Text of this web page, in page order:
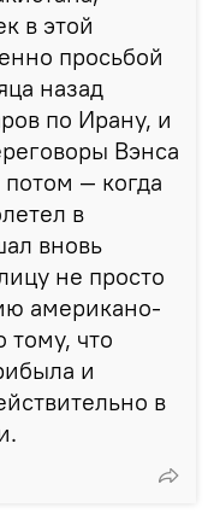
в этой
просьбой
назад
по Ирану, и
Вэнса
— когда
в
вновь
не просто
американо-
тому, что
и
в